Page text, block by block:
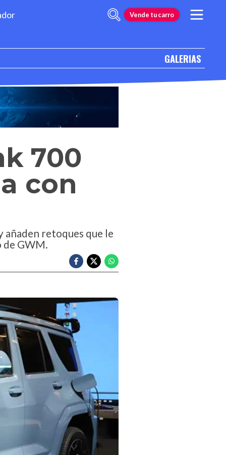
Vende tu carro
GALERIAS
700
con
retoques que le
de GWM.